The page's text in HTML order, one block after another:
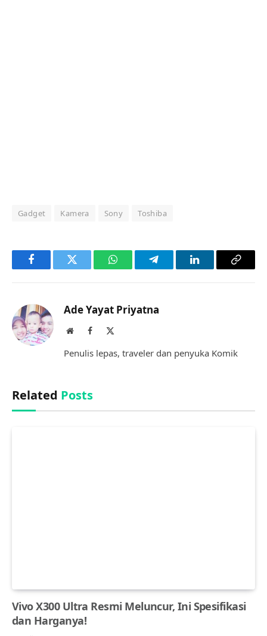
Gadget Kamera Sony Toshiba
FacebookTwitter WhatsAppTelegramLinkedInCopy
Ade Yayat Priyatna
WebsiteFacebook
Penulis lepas, traveler dan penyuka Komik
Related Posts
Vivo X300 Ultra Resmi Meluncur, Ini Spesifikasi
dan Harganya!